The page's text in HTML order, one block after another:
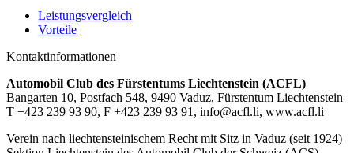
Leistungsvergleich
Vorteile
Kontaktinformationen
Automobil Club des Fürstentums Liechtenstein (ACFL)
Bangarten 10, Postfach 548, 9490 Vaduz, Fürstentum Liechtenstein
T +423 239 93 90, F +423 239 93 91, info@acfl.li, www.acfl.li
Verein nach liechtensteinischem Recht mit Sitz in Vaduz (seit 1924)